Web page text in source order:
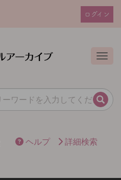
ユ
カ
ウ
ト
ログイン
検索
ヘルプ 詳細検索